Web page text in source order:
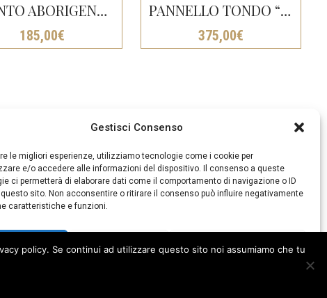
Gestisci Consenso
le migliori esperienze, utilizziamo tecnologie come i cookie per
e/o accedere alle informazioni del dispositivo. Il consenso a queste
ci permetterà di elaborare dati come il comportamento di navigazione o ID
sito. Non acconsentire o ritirare il consenso può influire negativamente
caratteristiche e funzioni.
Nega Visualizza le preferenze
DIPINTO ABORIGENO “ALBERO DELLA VITA” CM 150X80
185,00€
PANNELLO TONDO “FIORI E FOGLIE” BIANCO DECAPATO CM Ø120
375,00€
policy. Se continui ad utilizzare questo sito noi assumiamo che tu